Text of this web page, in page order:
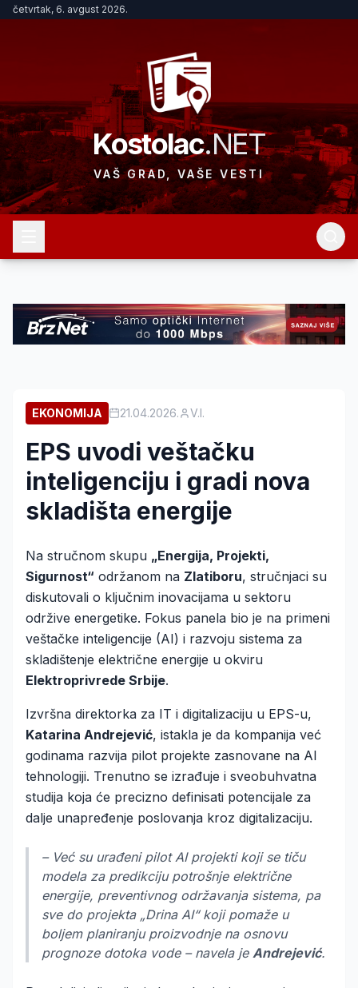
četvrtak, 6. avgust 2026.
Kostolac.NET
VAŠ GRAD, VAŠE VESTI
EKONOMIJA 21.04.2026. V.I.
EPS uvodi veštačku
inteligenciju i gradi nova
skladišta energije
Na stručnom skupu „Energija, Projekti,
Sigurnost“ održanom na Zlatiboru, stručnjaci su
diskutovali o ključnim inovacijama u sektoru
održive energetike. Fokus panela bio je na primeni
veštačke inteligencije (AI) i razvoju sistema za
skladištenje električne energije u okviru
Elektroprivrede Srbije.
Izvršna direktorka za IT i digitalizaciju u EPS-u,
Katarina Andrejević, istakla je da kompanija već
godinama razvija pilot projekte zasnovane na AI
tehnologiji. Trenutno se izrađuje i sveobuhvatna
studija koja će precizno definisati potencijale za
dalje unapređenje poslovanja kroz digitalizaciju.
– Već su urađeni pilot AI projekti koji se tiču
modela za predikciju potrošnje električne
energije, preventivnog održavanja sistema, pa
sve do projekta „Drina AI“ koji pomaže u
boljem planiranju proizvodnje na osnovu
prognoze dotoka vode – navela je Andrejević.